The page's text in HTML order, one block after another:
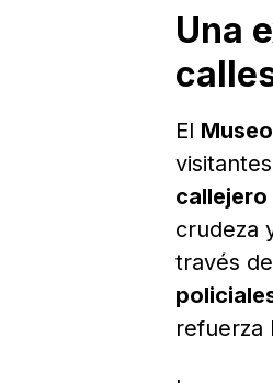
Una
El
callejero
crudeza
través
refuerza